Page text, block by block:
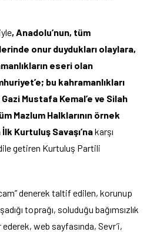
, Anadolu’nun, tüm
onur duydukları olaylara,
eseri olan
bu kahramanlıkları
Mustafa Kemal’e ve Silah
Mazlum Halklarının örnek
Kurtuluş Savaşı’nakarşı
getiren Kurtuluş Partili
denerek taltif edilen, korunup
toprağı, soluduğu bağımsızlık
web sayfasında, Sevr’i,